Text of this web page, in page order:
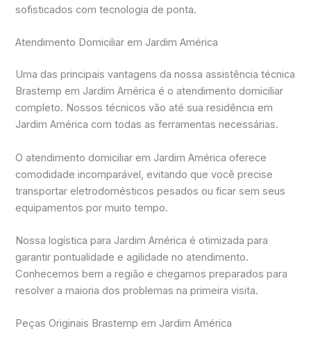
sofisticados com tecnologia de ponta.
Atendimento Domiciliar em Jardim América
Uma das principais vantagens da nossa assistência técnica
Brastemp em Jardim América é o atendimento domiciliar
completo. Nossos técnicos vão até sua residência em
Jardim América com todas as ferramentas necessárias.
O atendimento domiciliar em Jardim América oferece
comodidade incomparável, evitando que você precise
transportar eletrodomésticos pesados ou ficar sem seus
equipamentos por muito tempo.
Nossa logística para Jardim América é otimizada para
garantir pontualidade e agilidade no atendimento.
Conhecemos bem a região e chegamos preparados para
resolver a maioria dos problemas na primeira visita.
Peças Originais Brastemp em Jardim América